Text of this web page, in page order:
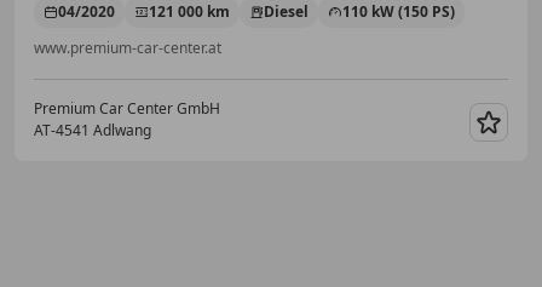
04/2020 121 000 km Diesel
110 kW (150 PS)
www.premium-car-center.at
Premium Car Center GmbH
AT-4541 Adlwang